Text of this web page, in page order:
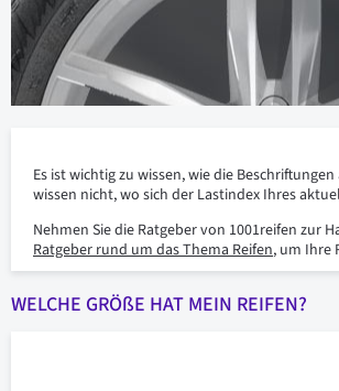
Es ist wichtig zu wissen, wie die
wissen nicht, wo sich der Lastindex Ihres
Nehmen Sie die Ratgeber von 1001reifen zur
Ratgeber rund um das Thema Reifen, um Ihre
WELCHE GRÖßE HAT MEIN REIFEN?